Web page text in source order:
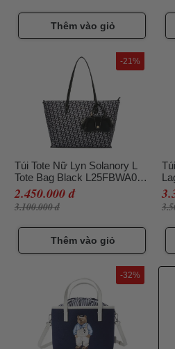
Thêm vào giỏ
Túi Tote Nữ Lyn Solanory L
Tote Bag Black L25FBWA009
Màu Đen
2.450.000 đ
3.100.000 đ
-21%
Thêm vào giỏ
-32%